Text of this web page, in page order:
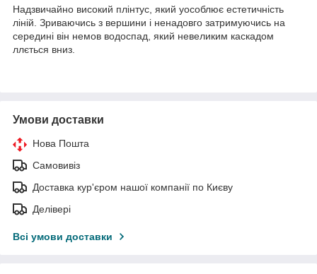
Надзвичайно високий плінтус, який уособлює естетичність
ліній. Зриваючись з вершини і ненадовго затримуючись на
середині він немов водоспад, який невеликим каскадом
ллється вниз.
Умови доставки
Нова Пошта
Самовивіз
Доставка кур'єром нашої компанії по Києву
Делівері
Всі умови доставки